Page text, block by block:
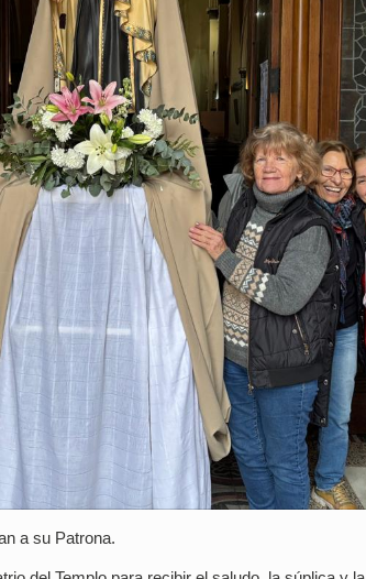
a su Patrona.